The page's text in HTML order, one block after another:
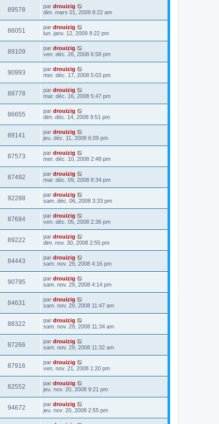
89578 par drouizig
dim. mars 01, 2009 8:22 am
86051 par drouizig
lun. janv. 12, 2009 8:22 pm
89109 par drouizig
ven. déc. 26, 2008 6:58 pm
90993 par drouizig
mer. déc. 17, 2008 5:03 pm
88778 par drouizig
mar. déc. 16, 2008 5:47 pm
86655 par drouizig
dim. déc. 14, 2008 9:51 pm
89141 par drouizig
jeu. déc. 11, 2008 6:09 pm
87573 par drouizig
mer. déc. 10, 2008 2:48 pm
87492 par drouizig
mar. déc. 09, 2008 8:34 pm
92288 par drouizig
sam. déc. 06, 2008 3:33 pm
87684 par drouizig
ven. déc. 05, 2008 2:36 pm
89222 par drouizig
dim. nov. 30, 2008 2:55 pm
84443 par drouizig
sam. nov. 29, 2008 4:16 pm
90795 par drouizig
sam. nov. 29, 2008 4:14 pm
84631 par drouizig
sam. nov. 29, 2008 11:47 am
88322 par drouizig
sam. nov. 29, 2008 11:34 am
87266 par drouizig
sam. nov. 29, 2008 11:32 am
87916 par drouizig
ven. nov. 21, 2008 1:20 pm
82552 par drouizig
jeu. nov. 20, 2008 9:21 pm
94672 par drouizig
jeu. nov. 20, 2008 2:55 pm